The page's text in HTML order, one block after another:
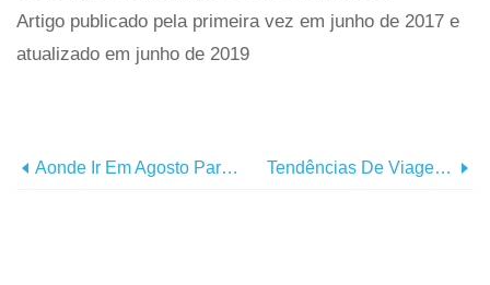
Artigo publicado pela primeira vez em junho de 2017 e
atualizado em junho de 2019
Aonde Ir Em Agosto Para Conhecer A Vida Selvagem E A Natureza Tendências De Viagens Para 2019:céu Escuro